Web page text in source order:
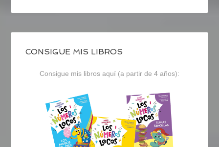
CONSIGUE MIS LIBROS
Consigue mis libros aquí (a partir de 4 años):